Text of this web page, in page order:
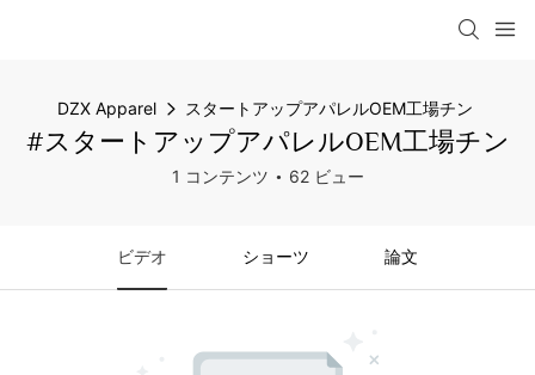
DZX Apparel スタートアップアパレルOEM工場チン
#スタートアップアパレルOEM工場チン
1 コンテンツ 62 ビュー
ビデオ ショーツ 論文